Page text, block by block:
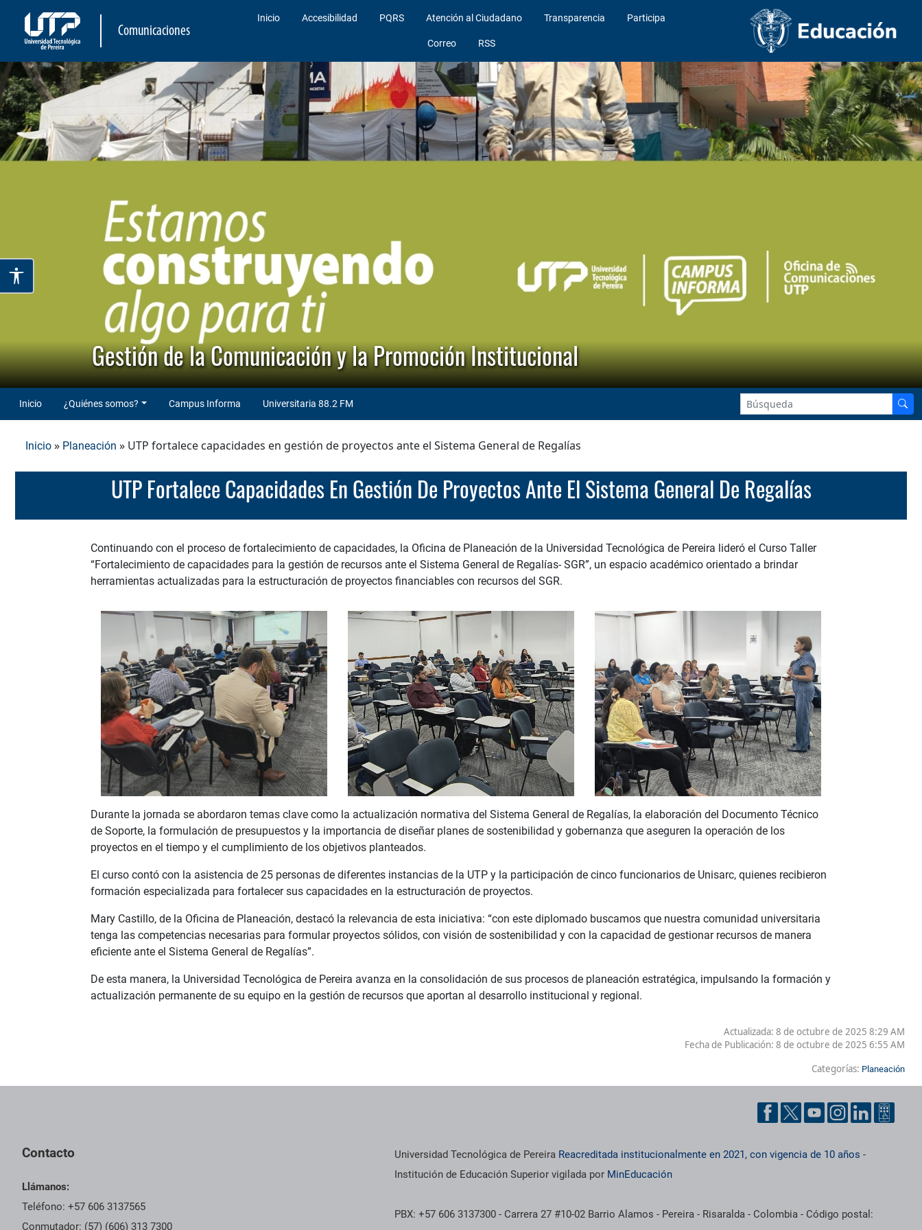
Comunicaciones
Inicio Accesibilidad PQRS Atención al Ciudadano Transparencia Participa
Correo RSS
Gestión de la Comunicación y la Promoción Institucional
Inicio ¿Quiénes somos? Campus Informa Universitaria 88.2 FM
Inicio » Planeación » UTP fortalece capacidades en gestión de proyectos ante el Sistema General de Regalías
UTP Fortalece Capacidades En Gestión De Proyectos Ante El Sistema General De Regalías
Continuando con el proceso de fortalecimiento de capacidades, la Oficina de Planeación de la Universidad Tecnológica de Pereira lideró el Curso Taller
“Fortalecimiento de capacidades para la gestión de recursos ante el Sistema General de Regalías- SGR”, un espacio académico orientado a brindar
herramientas actualizadas para la estructuración de proyectos financiables con recursos del SGR.
Durante la jornada se abordaron temas clave como la actualización normativa del Sistema General de Regalías, la elaboración del Documento Técnico
de Soporte, la formulación de presupuestos y la importancia de diseñar planes de sostenibilidad y gobernanza que aseguren la operación de los
proyectos en el tiempo y el cumplimiento de los objetivos planteados.
El curso contó con la asistencia de 25 personas de diferentes instancias de la UTP y la participación de cinco funcionarios de Unisarc, quienes recibieron
formación especializada para fortalecer sus capacidades en la estructuración de proyectos.
Mary Castillo, de la Oficina de Planeación, destacó la relevancia de esta iniciativa: “con este diplomado buscamos que nuestra comunidad universitaria
tenga las competencias necesarias para formular proyectos sólidos, con visión de sostenibilidad y con la capacidad de gestionar recursos de manera
eficiente ante el Sistema General de Regalías”.
De esta manera, la Universidad Tecnológica de Pereira avanza en la consolidación de sus procesos de planeación estratégica, impulsando la formación y
actualización permanente de su equipo en la gestión de recursos que aportan al desarrollo institucional y regional.
Actualizada: 8 de octubre de 2025 8:29 AM
Fecha de Publicación: 8 de octubre de 2025 6:55 AM
Categorías: Planeación
Contacto
Llámanos:
Teléfono: +57 606 3137565
Conmutador: (57) (606) 313 7300
Universidad Tecnológica de Pereira Reacreditada institucionalmente en 2021, con vigencia de 10 años -
Institución de Educación Superior vigilada por MinEducación
PBX: +57 606 3137300 - Carrera 27 #10-02 Barrio Alamos - Pereira - Risaralda - Colombia - Código postal: